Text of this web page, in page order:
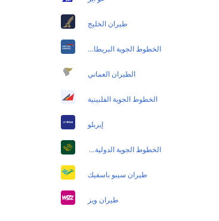
طيران الخليج
الخطوط الجوية البريطانية
الطيران العماني
الخطوط الجوية الفلبينية
إيربلو
الخطوط الجوية الدولية الباكستانية
طيران سيبو باسفيك
طيران ويز